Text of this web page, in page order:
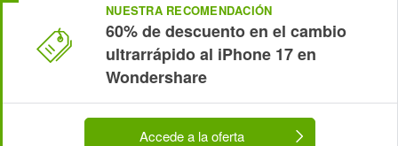
NUESTRA RECOMENDACIÓN
60% de descuento en el cambio
ultrarrápido al iPhone 17 en
Wondershare
Accede a la oferta